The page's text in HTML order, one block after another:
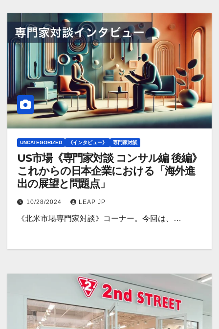
UNCATEGORIZED 《インタビュー》 専門家対談
US市場《専門家対談 コンサル編 後編》
これからの日本企業における「海外進
出の展望と問題点」
10/28/2024 LEAP JP
《北米市場専門家対談》コーナー。今回は、…